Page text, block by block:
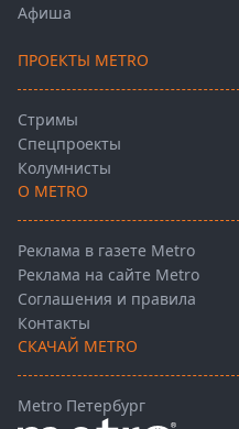
Афиша
ПРОЕКТЫ METRO
Стримы
Спецпроекты
Колумнисты
О METRO
Реклама в газете Metro
Реклама на сайте Metro
Соглашения и правила
Контакты
СКАЧАЙ METRO
Metro Петербург